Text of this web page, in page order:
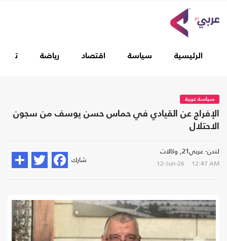
الرئيسية سياسة اقتصاد رياضة
سياسة عربية
الإفراج عن القيادي في حماس حسن يوسف من سجون
الاحتلال
لندن- عربي21, وكالات
12-Jun-26 12:47 AM شارك